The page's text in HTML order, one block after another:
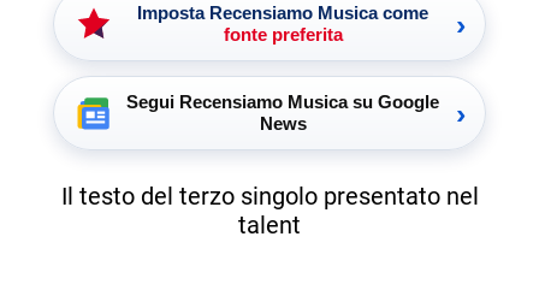
Imposta Recensiamo Musica come
fonte preferita
›
Segui Recensiamo Musica su Google
News
›
Il testo del terzo singolo presentato nel
talent